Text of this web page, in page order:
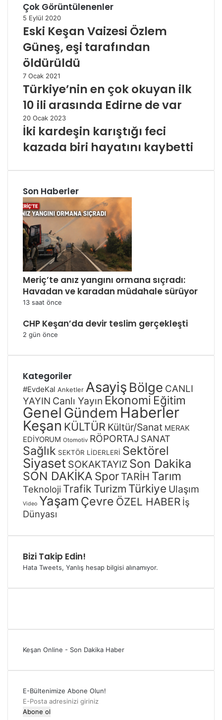
Çok Görüntülenenler
5 Eylül 2020
Eski Keşan Vaizesi Özlem
Güneş, eşi tarafından
öldürüldü
7 Ocak 2021
Türkiye’nin en çok okuyan ilk
10 ili arasında Edirne de var
20 Ocak 2023
İki kardeşin karıştığı feci
kazada biri hayatını kaybetti
Son Haberler
Meriç’te anız yangını ormana sıçradı:
Havadan ve karadan müdahale sürüyor
13 saat önce
CHP Keşan’da devir teslim gerçekleşti
2 gün önce
Kategoriler
#EvdeKal Anketler Asayiş Bölge CANLI
YAYIN Canlı Yayın Ekonomi Eğitim
Genel Gündem Haberler
Keşan KÜLTÜR Kültür/Sanat MERAK
EDİYORUM Otomotiv RÖPORTAJ SANAT
Sağlık SEKTÖR LİDERLERİ Sektörel
Siyaset SOKAKTAYIZ Son Dakika
SON DAKİKA Spor TARİH Tarım
Teknoloji Trafik Turizm Türkiye Ulaşım
Video Yaşam Çevre ÖZEL HABER İş
Dünyası
Bizi Takip Edin!
Hata Tweets, Yanlış hesap bilgisi alınamıyor.
Keşan Online - Son Dakika Haber
E-Bültenimize Abone Olun!
E-
Posta